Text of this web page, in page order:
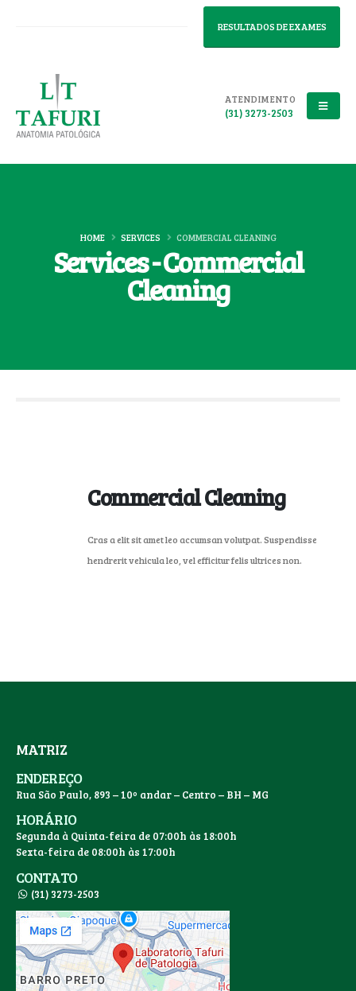
RESULTADOS DE EXAMES
ATENDIMENTO
(31) 3273-2503
HOME SERVICES COMMERCIAL CLEANING
Services - Commercial
Cleaning
Commercial Cleaning
Cras a elit sit amet leo accumsan volutpat. Suspendisse
hendrerit vehicula leo, vel efficitur felis ultrices non.
MATRIZ
ENDEREÇO
Rua São Paulo, 893 – 10º andar – Centro – BH – MG
HORÁRIO
Segunda à Quinta-feira de 07:00h às 18:00h
Sexta-feira de 08:00h às 17:00h
CONTATO
(31) 3273-2503